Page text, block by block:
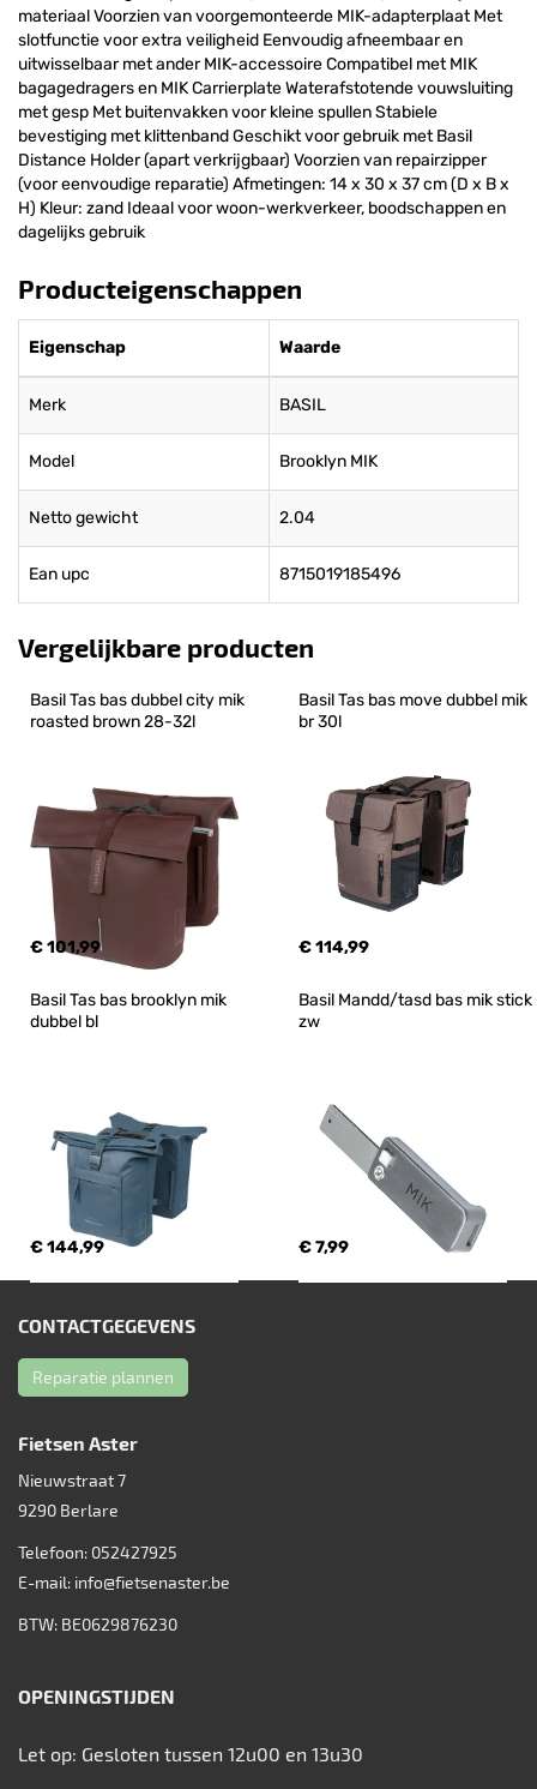
materiaal Voorzien van voorgemonteerde MIK-adapterplaat Met
slotfunctie voor extra veiligheid Eenvoudig afneembaar en
uitwisselbaar met ander MIK-accessoire Compatibel met MIK
bagagedragers en MIK Carrierplate Waterafstotende vouwsluiting
met gesp Met buitenvakken voor kleine spullen Stabiele
bevestiging met klittenband Geschikt voor gebruik met Basil
Distance Holder (apart verkrijgbaar) Voorzien van repairzipper
(voor eenvoudige reparatie) Afmetingen: 14 x 30 x 37 cm (D x B x
H) Kleur: zand Ideaal voor woon-werkverkeer, boodschappen en
dagelijks gebruik
Producteigenschappen
Eigenschap Waarde
Merk BASIL
Model Brooklyn MIK
Netto gewicht 2.04
Ean upc 8715019185496
Vergelijkbare producten
Basil Tas bas dubbel city mik
roasted brown 28-32l
€ 101,99
Basil Tas bas move dubbel mik
br 30l
€ 114,99
Basil Tas bas brooklyn mik
dubbel bl
€ 144,99
Basil Mandd/tasd bas mik stick
zw
€ 7,99
CONTACTGEGEVENS
Reparatie plannen
Fietsen Aster
Nieuwstraat 7
9290 Berlare
Telefoon: 052427925
E-mail: info@fietsenaster.be
BTW: BE0629876230
OPENINGSTIJDEN
Let op: Gesloten tussen 12u00 en 13u30